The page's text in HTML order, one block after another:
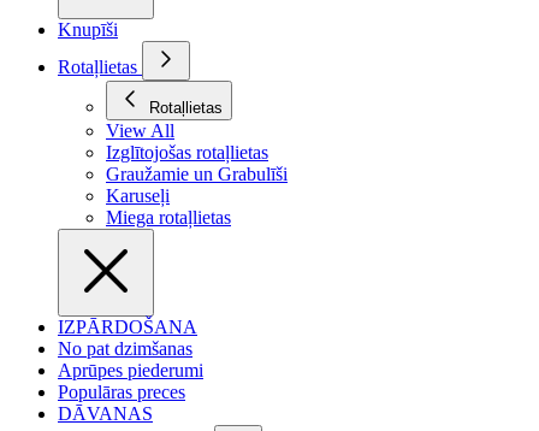
Knupīši
Rotaļlietas
Rotaļlietas
View All
Izglītojošas rotaļlietas
Graužamie un Grabulīši
Karuseļi
Miega rotaļlietas
IZPĀRDOŠANA
No pat dzimšanas
Aprūpes piederumi
Populāras preces
DĀVANAS